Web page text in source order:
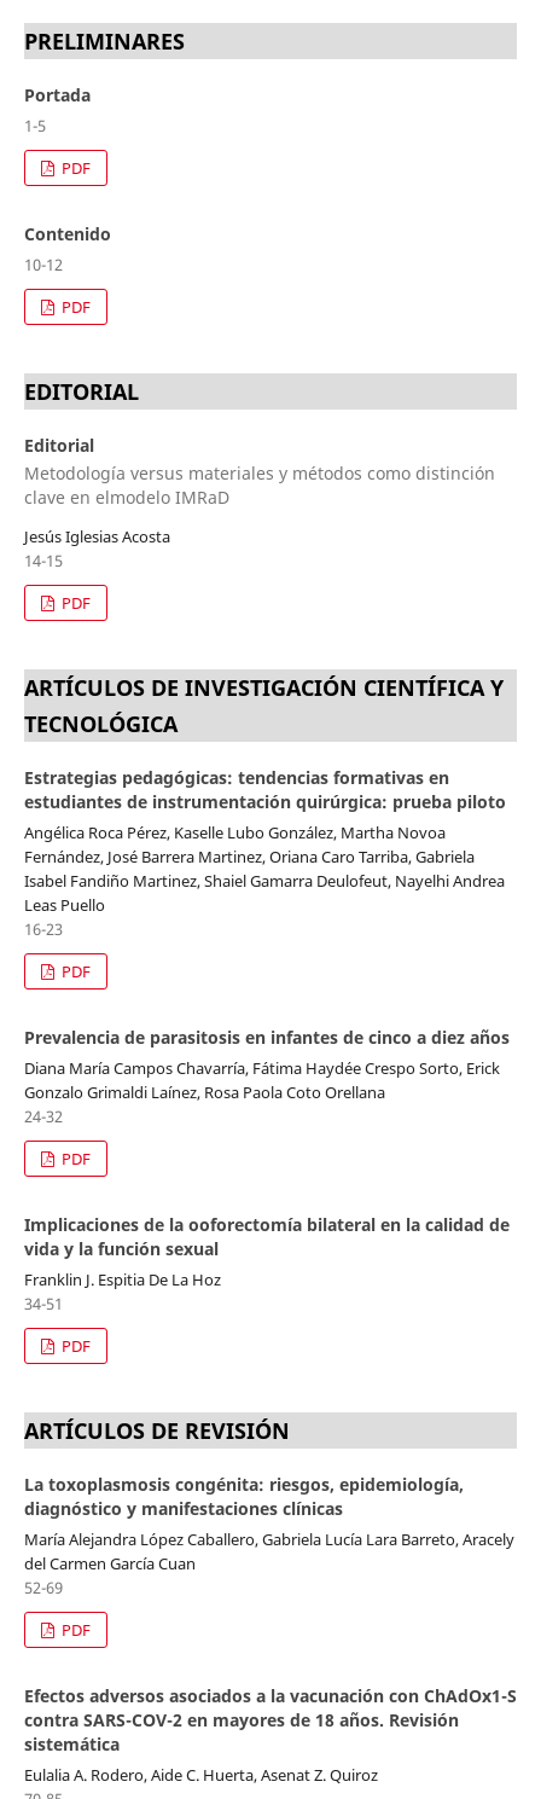
PRELIMINARES
Portada
1-5
PDF
Contenido
10-12
PDF
EDITORIAL
Editorial
Metodología versus materiales y métodos como distinción
clave en elmodelo IMRaD
Jesús Iglesias Acosta
14-15
PDF
ARTÍCULOS DE INVESTIGACIÓN CIENTÍFICA Y
TECNOLÓGICA
Estrategias pedagógicas: tendencias formativas en
estudiantes de instrumentación quirúrgica: prueba piloto
Angélica Roca Pérez, Kaselle Lubo González, Martha Novoa
Fernández, José Barrera Martinez, Oriana Caro Tarriba, Gabriela
Isabel Fandiño Martinez, Shaiel Gamarra Deulofeut, Nayelhi Andrea
Leas Puello
16-23
PDF
Prevalencia de parasitosis en infantes de cinco a diez años
Diana María Campos Chavarría, Fátima Haydée Crespo Sorto, Erick
Gonzalo Grimaldi Laínez, Rosa Paola Coto Orellana
24-32
PDF
Implicaciones de la ooforectomía bilateral en la calidad de
vida y la función sexual
Franklin J. Espitia De La Hoz
34-51
PDF
ARTÍCULOS DE REVISIÓN
La toxoplasmosis congénita: riesgos, epidemiología,
diagnóstico y manifestaciones clínicas
María Alejandra López Caballero, Gabriela Lucía Lara Barreto, Aracely
del Carmen García Cuan
52-69
PDF
Efectos adversos asociados a la vacunación con ChAdOx1-S
contra SARS-COV-2 en mayores de 18 años. Revisión
sistemática
Eulalia A. Rodero, Aide C. Huerta, Asenat Z. Quiroz